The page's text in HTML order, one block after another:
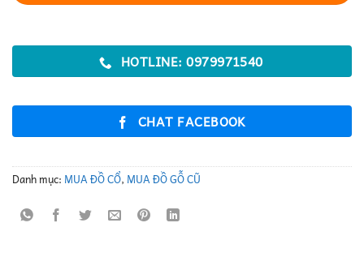
HOTLINE: 0979971540
CHAT FACEBOOK
Danh mục: MUA ĐỒ CỔ, MUA ĐỒ GỖ CŨ